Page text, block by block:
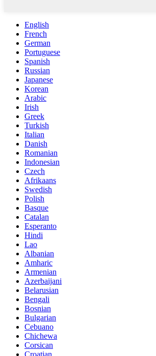
English
French
German
Portuguese
Spanish
Russian
Japanese
Korean
Arabic
Irish
Greek
Turkish
Italian
Danish
Romanian
Indonesian
Czech
Afrikaans
Swedish
Polish
Basque
Catalan
Esperanto
Hindi
Lao
Albanian
Amharic
Armenian
Azerbaijani
Belarusian
Bengali
Bosnian
Bulgarian
Cebuano
Chichewa
Corsican
Croatian